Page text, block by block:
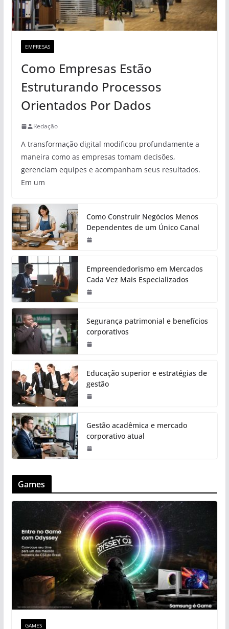
EMPRESAS
Como Empresas Estão
Estruturando Processos
Orientados Por Dados
Redação
A transformação digital modificou profundamente a
maneira como as empresas tomam decisões,
gerenciam equipes e acompanham seus resultados.
Em um
Como Construir Negócios Menos
Dependentes de um Único Canal
Empreendedorismo em Mercados
Cada Vez Mais Especializados
Segurança patrimonial e benefícios
corporativos
Educação superior e estratégias de
gestão
Gestão acadêmica e mercado
corporativo atual
Games
GAMES